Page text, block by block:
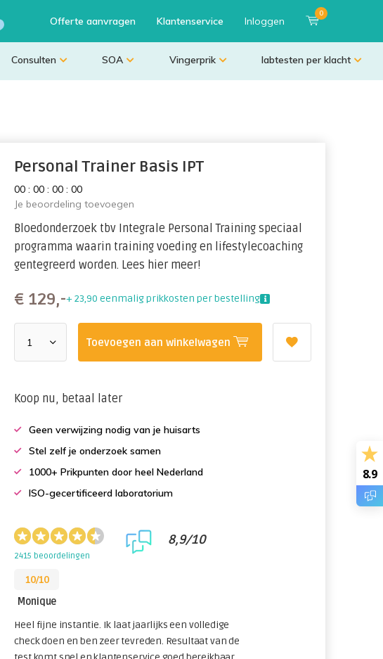
Offerte aanvragen Klantenservice Inloggen
0
Consulten SOA Vingerprik labtesten per klacht
Personal Trainer Basis IPT
00 :00 :00 :00
Je beoordeling toevoegen
Bloedonderzoek tbv Integrale Personal Training speciaal
programma waarin training voeding en lifestylecoaching
gentegreerd worden. Lees hier meer!
€ 129,-+ 23,90 eenmalig prikkosten per bestelling
Toevoegen aan winkelwagen
Koop nu, betaal later
Geen verwijzing nodig van je huisarts
Stel zelf je onderzoek samen
1000+ Prikpunten door heel Nederland
ISO-gecertificeerd laboratorium
2415 beoordelingen
8,9/10
10/10
Monique
Heel fijne instantie. Ik laat jaarlijks een volledige
check doen en ben zeer tevreden. Resultaat van de
8.9